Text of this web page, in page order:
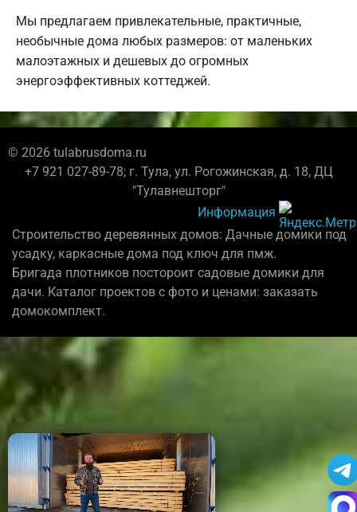
Мы предлагаем привлекательные, практичные,
необычные дома любых размеров: от маленьких
малоэтажных и дешевых до огромных
энергоэффективных коттеджей.
© 2026 tulabrusdoma.ru
+7 921 027-89-78; г. Тула, ул. Рогожинская, д. 18, ДЦ
"Тулавнешторг"
Информация
Строительство деревянных домов: Дачные домики под
усадку, каркасные дома под ключ для пмж.
Бригада плотников постороит садовые домики для
дачи. Каталог проектов с фото и ценами: заказать
домокомплект.